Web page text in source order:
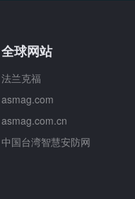
全球网站
法兰克福
asmag.com
asmag.com.cn
中国台湾智慧安防网